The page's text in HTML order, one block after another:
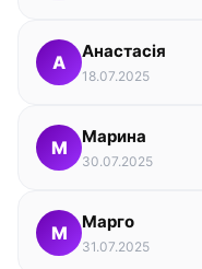
А
Анастасія
18.07.2025
М
Марина
30.07.2025
М
Марго
31.07.2025